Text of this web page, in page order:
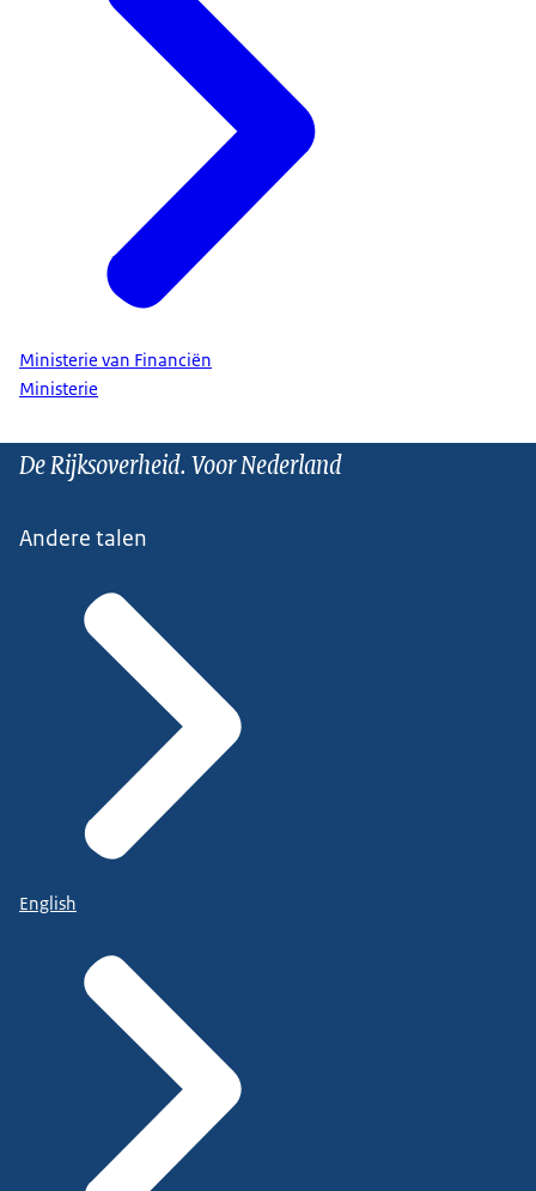
Ministerie van Financiën
Ministerie
De Rijksoverheid. Voor Nederland
Andere talen
English